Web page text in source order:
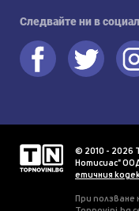
Следвайте ни в
© 2010 - 2026
Нотисиас"
етичния
При ползване